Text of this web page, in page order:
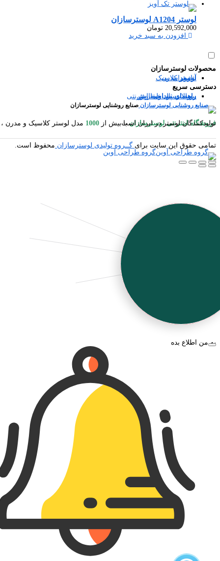
لوستر A1204 لوسترسازان
20,592,000 تومان
افزودن به سبد خرید
محصولات لوسترسازان
لوستر کلاسیک
لوستر مدرن
آباژور
شمعدان
دسترسی سریع
راهنمای ثبت سفارش
رویه ارسال سفارش
راهنمای پرداخت اینترنتی
سوالات متداول
صنایع روشنایی لوسترسازان
فروشگاه اینترنتی لوسترسازانبا بیش از 1000 مدل لوستر کلاسیک و مدرن ، آباژور ایستاده و رومیزی ، شمعدان ، میوه خوری ایستاده و رومیزی ، کنارسالنی ایستاده ، دیوارکوب ، گردسوز و محصولات چوبی یکی از بزرگترین تولیدکنندگان لوستر در ایران است.
تمامی حقوق این سایت برای گــروه تولیدی لوسترسازان محفوظ است.
گروه طراحی آوین
به من اطلاع بده